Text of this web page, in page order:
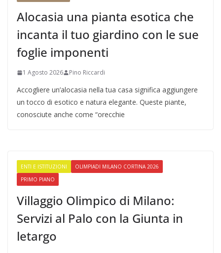
Alocasia una pianta esotica che
incanta il tuo giardino con le sue
foglie imponenti
1 Agosto 2026 Pino Riccardi
Accogliere un’alocasia nella tua casa significa aggiungere
un tocco di esotico e natura elegante. Queste piante,
conosciute anche come “orecchie
ENTI E ISTITUZIONI
OLIMPIADI MILANO CORTINA 2026
PRIMO PIANO
Villaggio Olimpico di Milano:
Servizi al Palo con la Giunta in
letargo